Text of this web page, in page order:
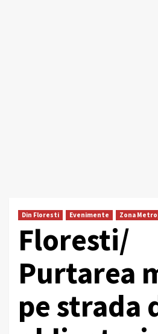
Din Floresti Evenimente Zona
Floresti/
Purtarea
pe strada